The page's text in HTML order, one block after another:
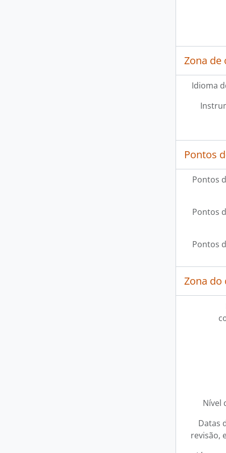
Zona de
Idioma
Pontos
Pontos
Pontos
Pontos
Zona do
Nível
Datas
revisão,